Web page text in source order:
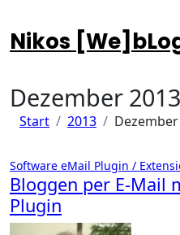
Inhalt
springen
Nikos
Dezember 2013
Start 2013 Dezember
Software eMail Plugin /
Bloggen per E-Mail
Plugin